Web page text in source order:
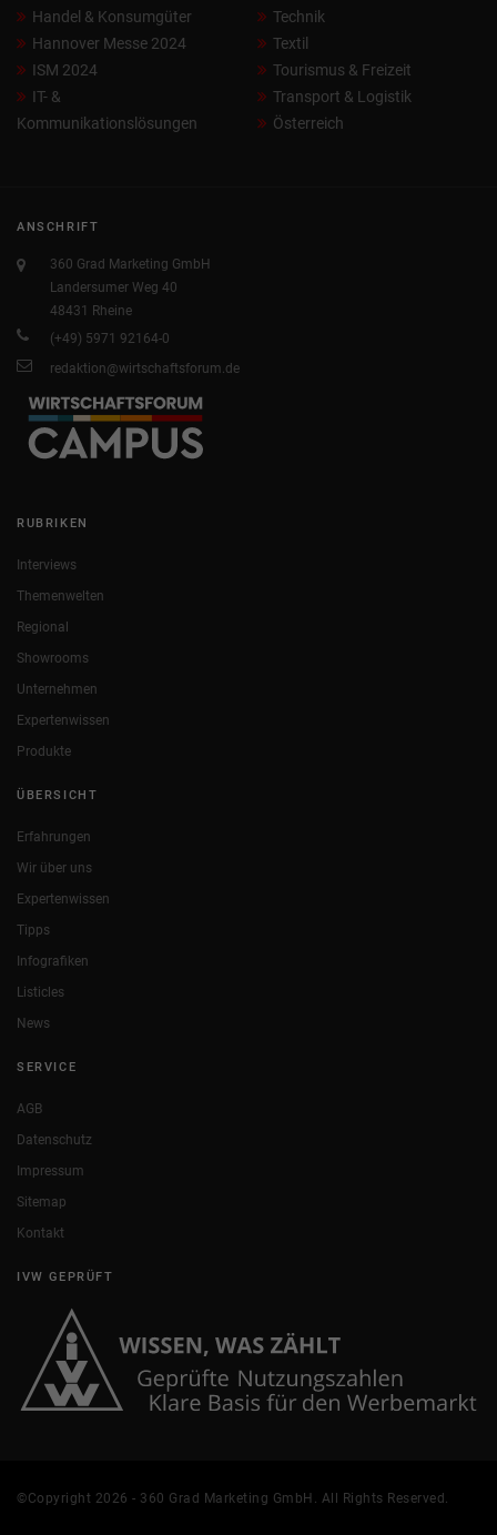
Handel & Konsumgüter
Hannover Messe 2024
ISM 2024
IT- &
Kommunikationslösungen
Technik
Textil
Tourismus & Freizeit
Transport & Logistik
Österreich
ANSCHRIFT
360 Grad Marketing GmbH
Landersumer Weg 40
48431 Rheine
(+49) 5971 92164-0
redaktion@wirtschaftsforum.de
RUBRIKEN
Interviews
Themenwelten
Regional
Showrooms
Unternehmen
Expertenwissen
Produkte
ÜBERSICHT
Erfahrungen
Wir über uns
Expertenwissen
Tipps
Infografiken
Listicles
News
SERVICE
AGB
Datenschutz
Impressum
Sitemap
Kontakt
IVW GEPRÜFT
©Copyright 2026 - 360 Grad Marketing GmbH. All Rights Reserved.